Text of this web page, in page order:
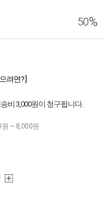
50%
려면? ]
비 3,000원이 청구됩니다.
~ 8,000원